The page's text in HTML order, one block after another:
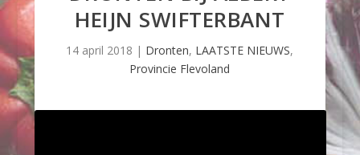
HEIJN SWIFTERBANT
14 april 2018 | Dronten, LAATSTE NIEUWS,
Provincie Flevoland